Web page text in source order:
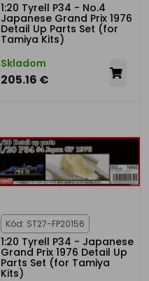
1:20 Tyrell P34 - No.4
Japanese Grand Prix 1976
Detail Up Parts Set (for
Tamiya Kits)
Skladom
205.16 €
Kód: ST27-FP20156
1:20 Tyrell P34 - Japanese
Grand Prix 1976 Detail Up
Parts Set (for Tamiya
Kits)